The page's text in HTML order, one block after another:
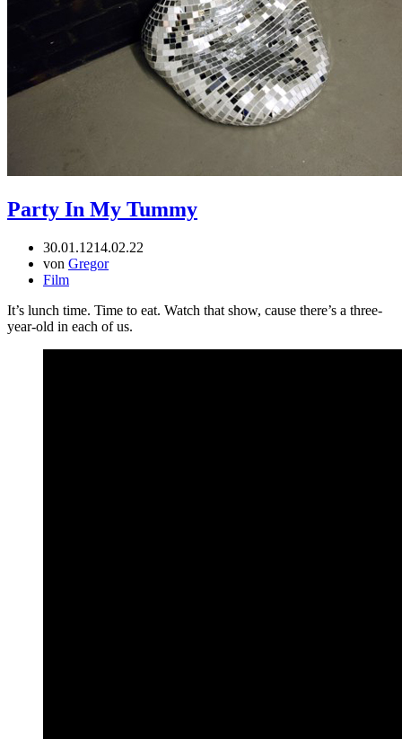
Party In My Tummy
30.01.1214.02.22
von Gregor
Film
It’s lunch time. Time to eat. Watch that show, cause there’s a three-
year-old in each of us.